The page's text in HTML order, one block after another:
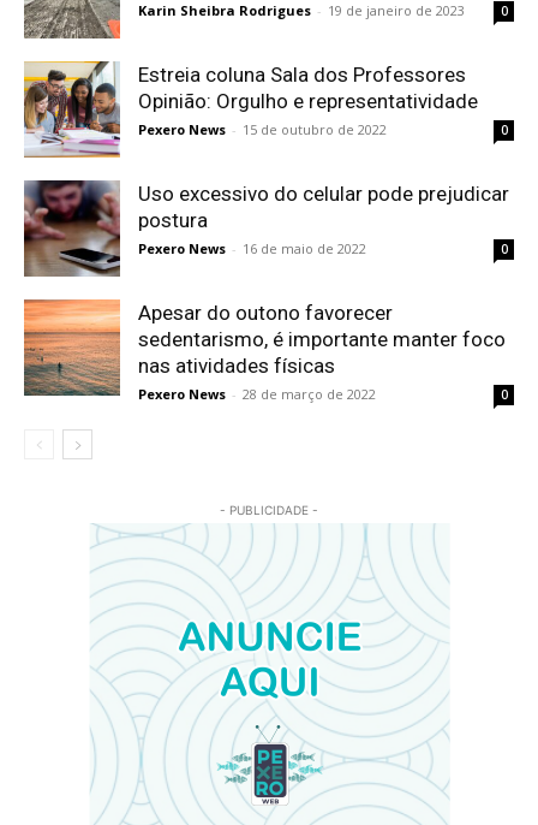
Karin Sheibra Rodrigues - 19 de janeiro de 2023 0
Estreia coluna Sala dos Professores
Opinião: Orgulho e representatividade
Pexero News - 15 de outubro de 2022 0
Uso excessivo do celular pode prejudicar
postura
Pexero News - 16 de maio de 2022 0
Apesar do outono favorecer
sedentarismo, é importante manter foco
nas atividades físicas
Pexero News - 28 de março de 2022 0
- PUBLICIDADE -